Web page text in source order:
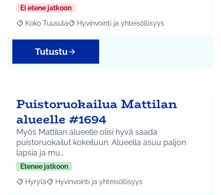
Ei etene jatkoon
Rajaa tulokset aihepiirin mukaan: Koko Tuusula
Koko Tuusula Rajaa tulokset teeman mukaan: Hyvinvointi ja
Hyvinvointi ja yhteisöllisyys
Tutustu
Puistoruokailua Mattilan
alueelle #1694
Myös Mattilan alueelle olisi hyvä saada
puistoruokailut kokeiluun. Alueella asuu paljon
lapsia ja mu…
Etenee jatkoon
Rajaa tulokset aihepiirin mukaan: Hyrylä
Hyrylä Rajaa tulokset teeman mukaan: Hyvinvointi ja
Hyvinvointi ja yhteisöllisyys